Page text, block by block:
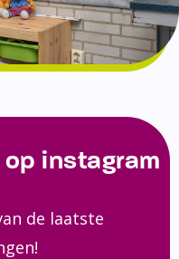
instagram
de laatste